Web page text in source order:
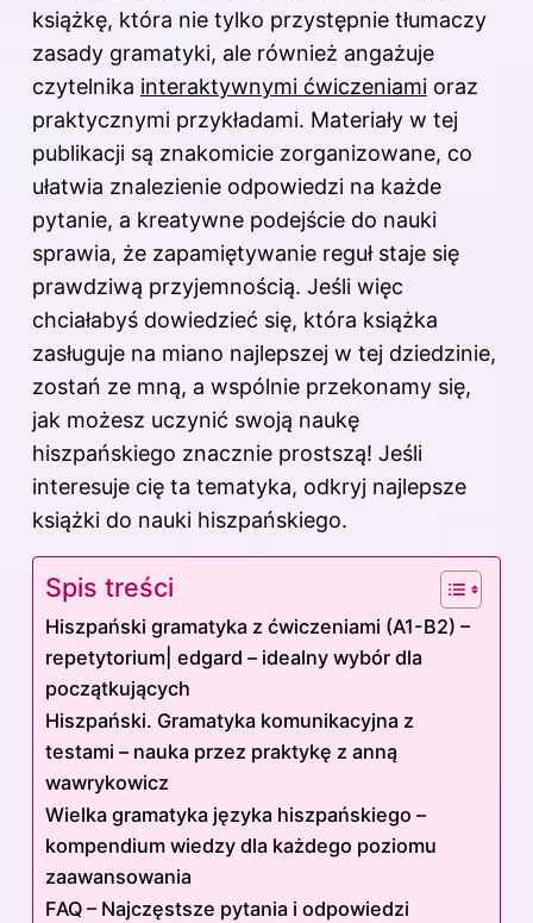
książkę, która nie tylko przystępnie tłumaczy
zasady gramatyki, ale również angażuje
czytelnika interaktywnymi ćwiczeniami oraz
praktycznymi przykładami. Materiały w tej
publikacji są znakomicie zorganizowane, co
ułatwia znalezienie odpowiedzi na każde
pytanie, a kreatywne podejście do nauki
sprawia, że zapamiętywanie reguł staje się
prawdziwą przyjemnością. Jeśli więc
chciałabyś dowiedzieć się, która książka
zasługuje na miano najlepszej w tej dziedzinie,
zostań ze mną, a wspólnie przekonamy się,
jak możesz uczynić swoją naukę
hiszpańskiego znacznie prostszą! Jeśli
interesuje cię ta tematyka, odkryj najlepsze
książki do nauki hiszpańskiego.
Spis treści
Hiszpański gramatyka z ćwiczeniami (A1-B2) –
repetytorium| edgard – idealny wybór dla
początkujących
Hiszpański. Gramatyka komunikacyjna z
testami – nauka przez praktykę z anną
wawrykowicz
Wielka gramatyka języka hiszpańskiego –
kompendium wiedzy dla każdego poziomu
zaawansowania
FAQ – Najczęstsze pytania i odpowiedzi